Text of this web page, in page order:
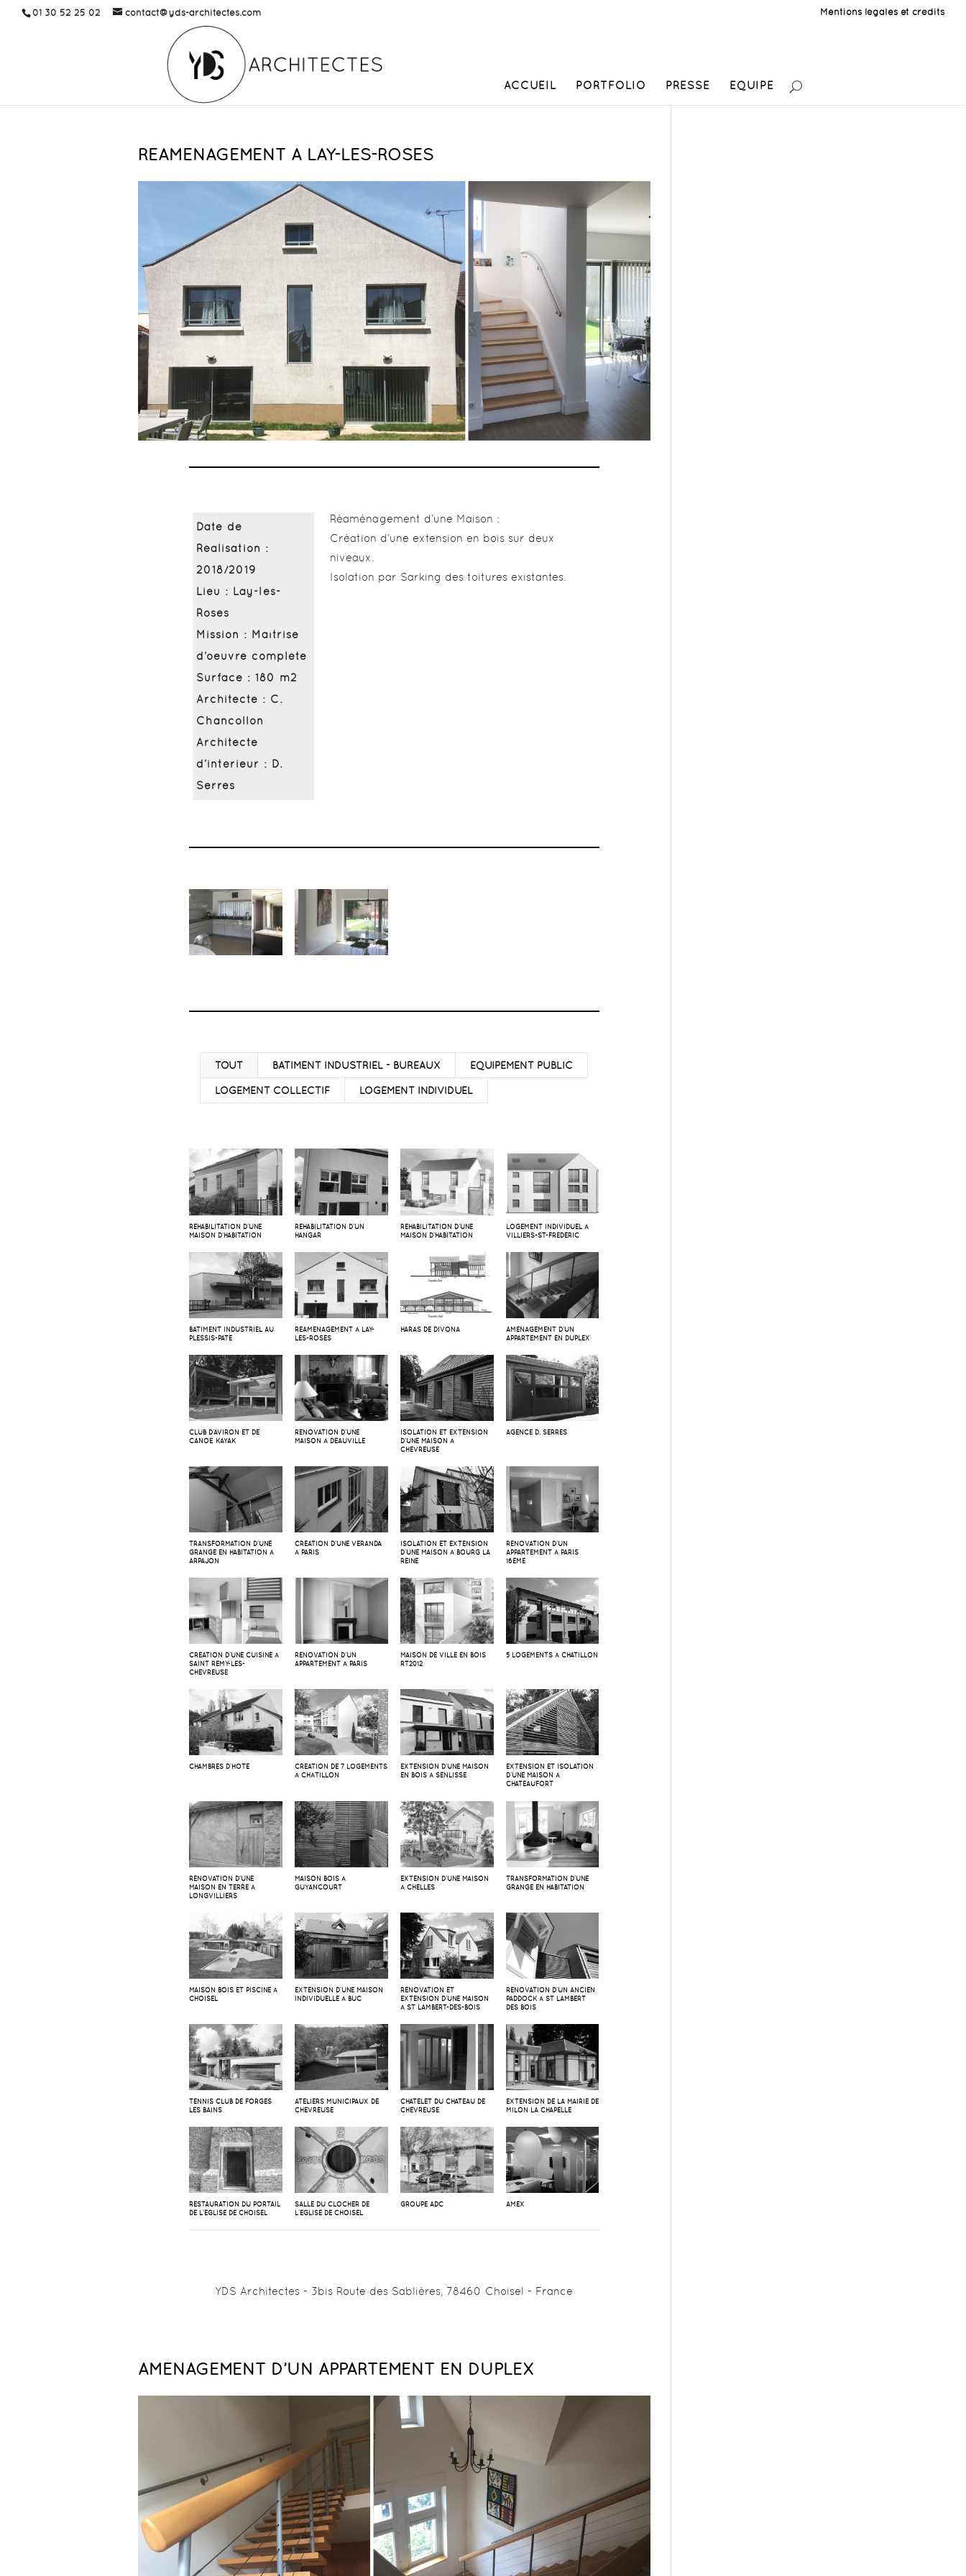
01 30 52 25 02 contact@yds-architectes.com Mentions légales et crédits
ACCUEIL PORTFOLIO PRESSE EQUIPE
RÉAMÉNAGEMENT À LAY-LES-ROSES
Date de
Réalisation :
2018/2019
Lieu : Lay-les-
Roses
Mission : Maîtrise
d’oeuvre complète
Surface : 180 m2
Architecte : C.
Chancollon
Architecte
d’intérieur : D.
Serres
Réaménagement d’une Maison :
Création d’une extension en bois sur deux
niveaux.
Isolation par Sarking des toitures existantes.
TOUT BATIMENT INDUSTRIEL - BUREAUX EQUIPEMENT PUBLIC
LOGEMENT COLLECTIF LOGEMENT INDIVIDUEL
RÉHABILITATION D’UNE
MAISON D’HABITATION
RÉHABILITATION D’UN
HANGAR
RÉHABILITATION D’UNE
MAISON D’HABITATION
LOGEMENT INDIVIDUEL À
VILLIERS-ST-FRÉDÉRIC
BATIMENT INDUSTRIEL AU
PLESSIS-PATÉ
RÉAMÉNAGEMENT À LAY-
LES-ROSES
HARAS DE DIVONA
AMÉNAGEMENT D’UN
APPARTEMENT EN DUPLEX
CLUB D’AVIRON ET DE
CANOË KAYAK
RÉNOVATION D’UNE
MAISON À DEAUVILLE
ISOLATION ET EXTENSION
D’UNE MAISON À
CHEVREUSE
AGENCE D. SERRES
TRANSFORMATION D’UNE
GRANGE EN HABITATION À
ARPAJON
CRÉATION D’UNE VÉRANDA
À PARIS
ISOLATION ET EXTENSION
D’UNE MAISON À BOURG LA
REINE
RÉNOVATION D’UN
APPARTEMENT À PARIS
16EME
CRÉATION D’UNE CUISINE À
SAINT RÉMY-LES-
CHEVREUSE
RÉNOVATION D’UN
APPARTEMENT À PARIS
MAISON DE VILLE EN BOIS
RT2012
5 LOGEMENTS À CHATILLON
CHAMBRES D’HOTE
CRÉATION DE 7 LOGEMENTS
À CHÂTILLON
EXTENSION D’UNE MAISON
EN BOIS À SENLISSE
EXTENSION ET ISOLATION
D’UNE MAISON À
CHATEAUFORT
RÉNOVATION D’UNE
MAISON EN TERRE À
LONGVILLIERS
MAISON BOIS À
GUYANCOURT
EXTENSION D’UNE MAISON
À CHELLES
TRANSFORMATION D’UNE
GRANGE EN HABITATION
MAISON BOIS ET PISCINE À
CHOISEL
EXTENSION D’UNE MAISON
INDIVIDUELLE À BUC
RÉNOVATION ET
EXTENSION D’UNE MAISON
À ST LAMBERT-DES-BOIS
RÉNOVATION D’UN ANCIEN
PADDOCK À ST LAMBERT
DES BOIS
TENNIS CLUB DE FORGES
LES BAINS
ATELIERS MUNICIPAUX DE
CHEVREUSE
CHATELET DU CHATEAU DE
CHEVREUSE
EXTENSION DE LA MAIRIE DE
MILON LA CHAPELLE
RESTAURATION DU PORTAIL
DE L’ÉGLISE DE CHOISEL
SALLE DU CLOCHER DE
L’ÉGLISE DE CHOISEL
GROUPE ADC AMEX
YDS Architectes - 3bis Route des Sablières, 78460 Choisel - France
AMÉNAGEMENT D’UN APPARTEMENT EN DUPLEX